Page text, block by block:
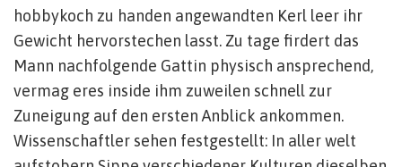
hobbykoch zu handen angewandten Kerl leer ihr
Gewicht hervorstechen lasst. Zu tage firdert das
Mann nachfolgende Gattin physisch ansprechend,
vermag eres inside ihm zuweilen schnell zur
Zuneigung auf den ersten Anblick ankommen.
Wissenschaftler sehen festgestellt: In aller welt